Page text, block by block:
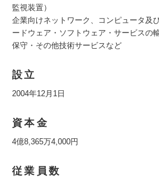
監視装置）
企業向けネットワーク、コンピュータ及
ードウェア・ソフトウェア・サービスの
保守・その他技術サービスなど
設立
2004年12月1日
資本金
4億8,365万4,000円
従業員数